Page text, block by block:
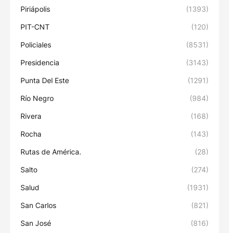
Piriápolis (1393)
PIT-CNT (120)
Policiales (8531)
Presidencia (3143)
Punta Del Este (1291)
Río Negro (984)
Rivera (168)
Rocha (143)
Rutas de América. (28)
Salto (274)
Salud (1931)
San Carlos (821)
San José (816)